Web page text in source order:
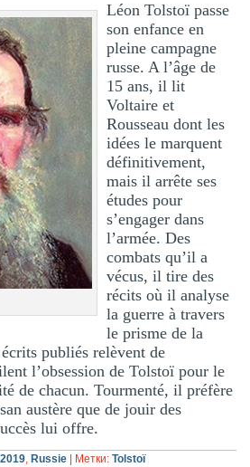
Léon Tolstoï passe
son enfance en
pleine campagne
russe. A l’âge de
15 ans, il lit
Voltaire et
Rousseau dont les
idées le marquent
définitivement,
mais il arrête ses
études pour
s’engager dans
l’armée. Des
combats qu’il a
vécus, il tire des
récits où il analyse
la guerre à travers
le prisme de la
publiés relèvent de
l’obsession de Tolstoï pour le
de chacun. Tourmenté, il préfère
austère que de jouir des
lui offre.
, Russie Метки: Tolstoï